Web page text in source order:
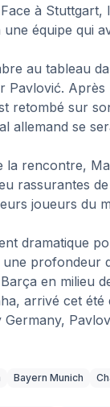
Face à
une équipe qui
au tableau
Pavlović.
retombé sur
allemand se
la rencontre,
rassurantes
joueurs du
dramatique
profondeur
en milieu
arrivé cet été
Germany,
Bayern Munich